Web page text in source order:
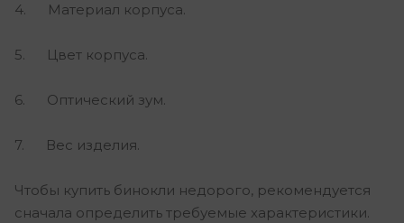
4. Материал корпуса.
5. Цвет корпуса.
6. Оптический зум.
7. Вес изделия.
Чтобы купить бинокли недорого, рекомендуется
сначала определить требуемые характеристики.